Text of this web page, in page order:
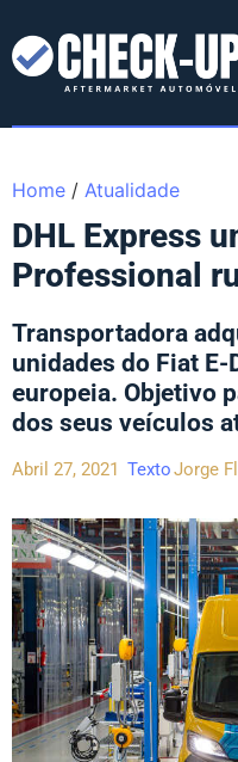
Home / Atualidade
DHL Express
Professional
Transportadora
unidades do Fiat
europeia. Objetivo
dos seus veículos
Abril 27, 2021 TextoJorge